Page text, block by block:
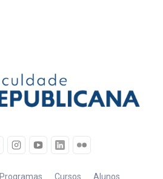
Programas Cursos Alunos